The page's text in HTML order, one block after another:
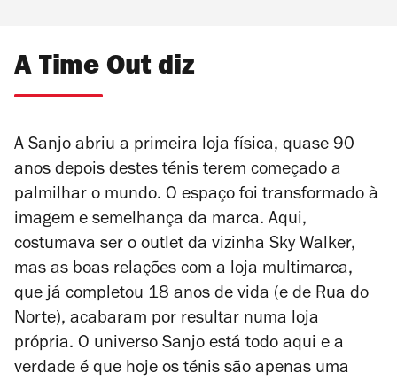
A Time Out diz
A Sanjo abriu a primeira loja física, quase 90
anos depois destes ténis terem começado a
palmilhar o mundo. O espaço foi transformado à
imagem e semelhança da marca. Aqui,
costumava ser o outlet da vizinha Sky Walker,
mas as boas relações com a loja multimarca,
que já completou 18 anos de vida (e de Rua do
Norte), acabaram por resultar numa loja
própria. O universo Sanjo está todo aqui e a
verdade é que hoje os ténis são apenas uma